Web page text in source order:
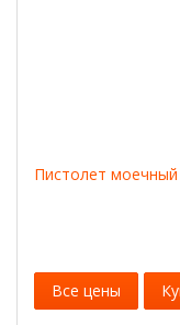
Пистолет
Все цены